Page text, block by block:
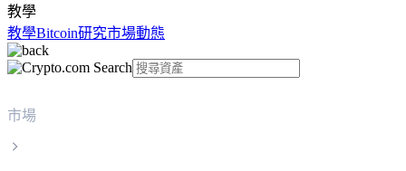
教學
教學Bitcoin研究市場動態
市場